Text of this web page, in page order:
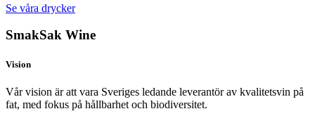
Se våra drycker
SmakSak Wine
Vision
Vår vision är att vara Sveriges ledande leverantör av kvalitetsvin på
fat, med fokus på hållbarhet och biodiversitet.